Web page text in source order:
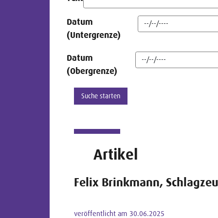
Datum
(Untergrenze)
Datum
(Obergrenze)
Artikel
Felix Brinkmann,
veröffentlicht am 30.06.2025